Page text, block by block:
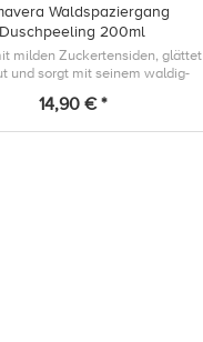
Waldspaziergang
Duschpeeling 200ml
milden Zuckertensiden, glättet
und sorgt mit seinem waldig-
für Kraft und Klarheit.
14,90 € *